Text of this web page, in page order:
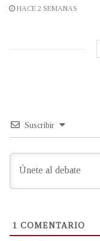
HACE 2 SEMANAS
Suscribir
1 COMENTARIO